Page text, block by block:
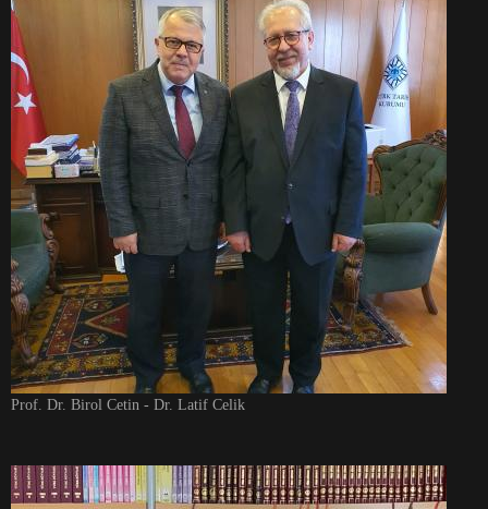
Prof. Dr. Birol Cetin - Dr. Latif Celik